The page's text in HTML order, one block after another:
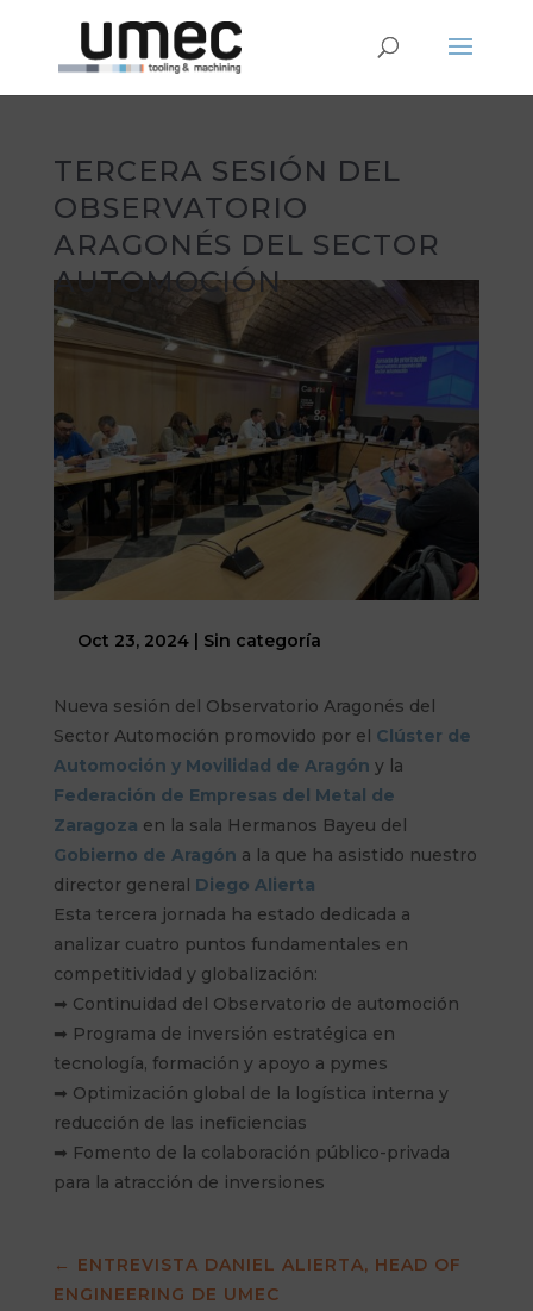
TERCERA SESIÓN DEL
OBSERVATORIO
ARAGONÉS DEL SECTOR
AUTOMOCIÓN
Oct 23, 2024| Sin categoría
Nueva sesión del Observatorio Aragonés del
Sector Automoción promovido por el Clúster de
Automoción y Movilidad de Aragón y la
Federación de Empresas del Metal de
Zaragoza en la sala Hermanos Bayeu del
Gobierno de Aragón a la que ha asistido nuestro
director general Diego Alierta
Esta tercera jornada ha estado dedicada a
analizar cuatro puntos fundamentales en
competitividad y globalización:
➡ Continuidad del Observatorio de automoción
➡ Programa de inversión estratégica en
tecnología, formación y apoyo a pymes
➡ Optimización global de la logística interna y
reducción de las ineficiencias
➡ Fomento de la colaboración público-privada
para la atracción de inversiones
← ENTREVISTA DANIEL ALIERTA, HEAD OF
ENGINEERING DE UMEC